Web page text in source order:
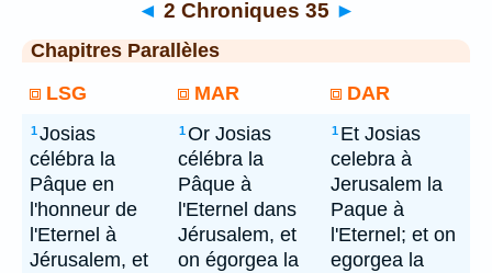
◄ 2 Chroniques 35 ►
Chapitres Parallèles
LSG
MAR DAR
1Josias
célébra la
Pâque en
l'honneur de
l'Eternel à
Jérusalem, et
1Or Josias
célébra la
Pâque à
l'Eternel dans
Jérusalem, et
on égorgea la
1 Et Josias
celebra à
Jerusalem la
Paque à
l'Eternel; et on
egorgea la